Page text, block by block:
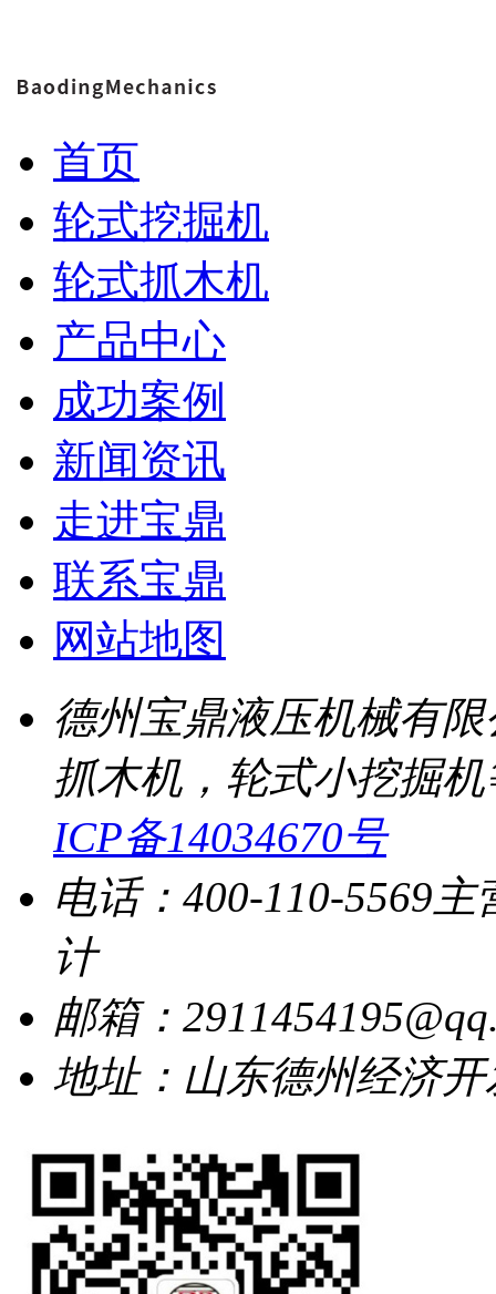
首页
轮式挖掘机
轮式抓木机
产品中心
成功案例
新闻资讯
走进宝鼎
联系宝鼎
网站地图
德州宝鼎液压机械有
抓木机，轮式小挖掘
ICP备14034670号
电话：400-110-5569 主
计
邮箱：
地址：山东德州经济